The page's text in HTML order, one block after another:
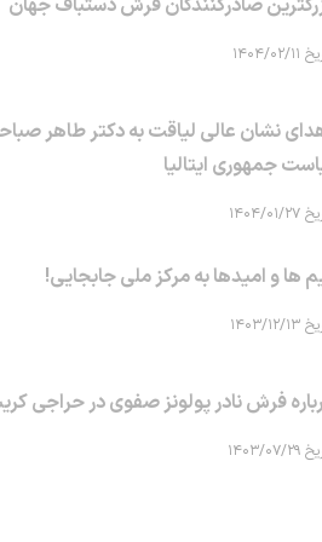
۰۲/۱۱
نشان عالی لیاقت به دکتر طاهر
جمهوری ایتالیا
۰۱/۲۷
ها و امیدها به مرکز ملی جابجایی!
۱۲/۱۳
فرش نادر پولونز صفوی در حراجی
۰۷/۲۹